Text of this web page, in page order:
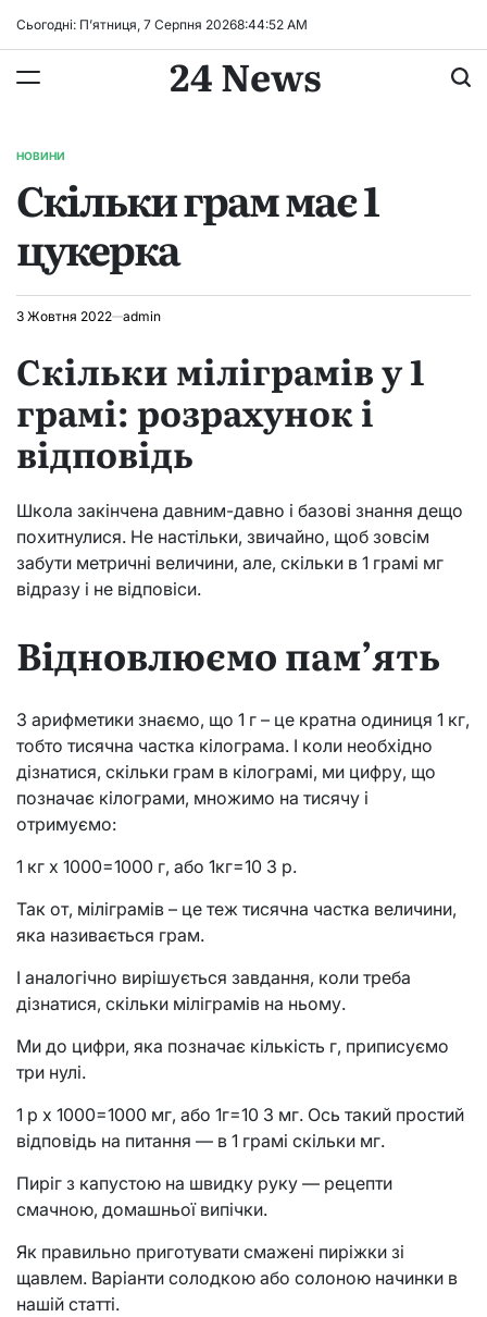
Сьогодні: П’ятниця, 7 Серпня 20268:44:52 AM
24 News
ОПУБЛІКУВАТИ
НОВИНИ
Скільки грам має 1
цукерка
3 Жовтня 2022 admin
Скільки міліграмів у 1
грамі: розрахунок і
відповідь
Школа закінчена давним-давно і базові знання дещо
похитнулися. Не настільки, звичайно, щоб зовсім
забути метричні величини, але, скільки в 1 грамі мг
відразу і не відповіси.
Відновлюємо пам’ять
З арифметики знаємо, що 1 г – це кратна одиниця 1 кг,
тобто тисячна частка кілограма. І коли необхідно
дізнатися, скільки грам в кілограмі, ми цифру, що
позначає кілограми, множимо на тисячу і
отримуємо:
1 кг х 1000=1000 г, або 1кг=10 3 р.
Так от, міліграмів – це теж тисячна частка величини,
яка називається грам.
І аналогічно вирішується завдання, коли треба
дізнатися, скільки міліграмів на ньому.
Ми до цифри, яка позначає кількість г, приписуємо
три нулі.
1 р х 1000=1000 мг, або 1г=10 3 мг. Ось такий простий
відповідь на питання — в 1 грамі скільки мг.
Пиріг з капустою на швидку руку — рецепти
смачною, домашньої випічки.
Як правильно приготувати смажені пиріжки зі
щавлем. Варіанти солодкою або солоною начинки в
нашій статті.